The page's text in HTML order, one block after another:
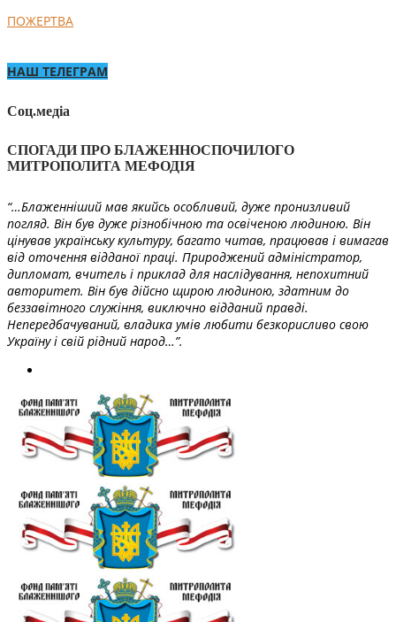
ПОЖЕРТВА
НАШ ТЕЛЕГРАМ
Соц.медіа
СПОГАДИ ПРО БЛАЖЕННОСПОЧИЛОГО
МИТРОПОЛИТА МЕФОДІЯ
“…Блаженніший мав якийсь особливий, дуже пронизливий
погляд. Він був дуже різнобічною та освіченою людиною. Він
цінував українську культуру, багато читав, працював і вимагав
від оточення відданої праці. Природжений адміністратор,
дипломат, вчитель і приклад для наслідування, непохитний
авторитет. Він був дійсно щирою людиною, здатним до
беззавітного служіння, виключно відданий правді.
Непередбачуваний, владика умів любити безкорисливо свою
Україну і свій рідний народ…”.